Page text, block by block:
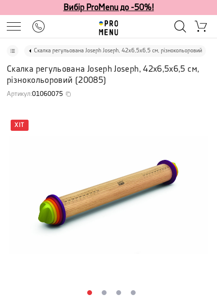
Вибір ProMenu до -50%!
Скалка регульована Joseph Joseph, 42x6,5x6,5 см, різнокольоровий
Скалка регульована Joseph Joseph, 42x6,5x6,5 см,
різнокольоровий (20085)
Артикул:01060075
ХІТ